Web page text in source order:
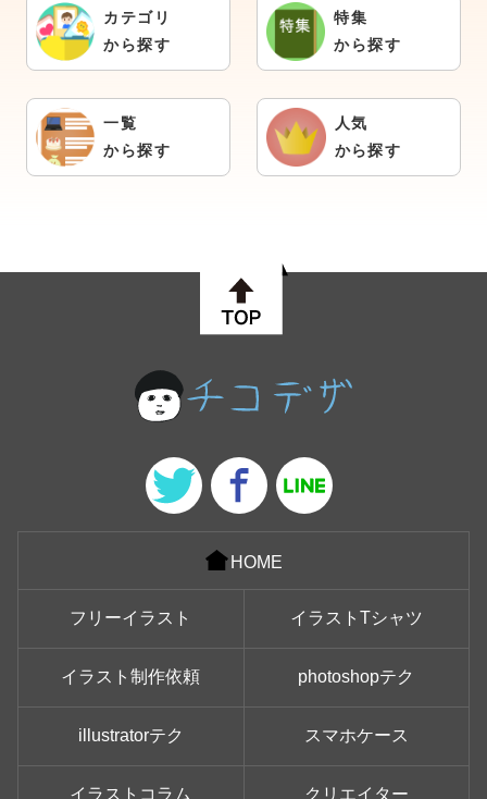
カテゴリ
から探す
特集
から探す
一覧
から探す
人気
から探す
HOME
フリーイラスト イラストTシャツ
イラスト制作依頼 photoshopテク
illustratorテク スマホケース
イラストコラム クリエイター